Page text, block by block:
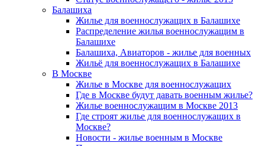
Балашиха
Жилье для военнослужащих в Балашихе
Распределение жилья военнослужащим в
Балашихе
Балашиха, Авиаторов - жилье для военных
Жильё для военнослужащих в Балашихе
В Москве
Жилье в Москве для военнослужащих
Где в Москве будут давать военным жилье?
Жилье военнослужащим в Москве 2013
Где строят жилье для военнослужащих в
Москве?
Новости - жилье военным в Москве